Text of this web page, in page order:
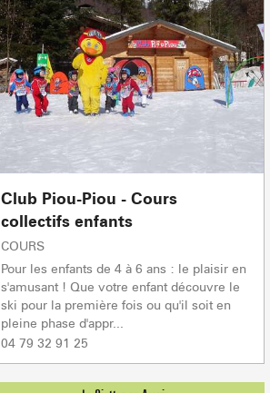
Club Piou-Piou - Cours
collectifs enfants
COURS
Pour les enfants de 4 à 6 ans : le plaisir en
s'amusant ! Que votre enfant découvre le
ski pour la première fois ou qu'il soit en
pleine phase d'appr...
04 79 32 91 25